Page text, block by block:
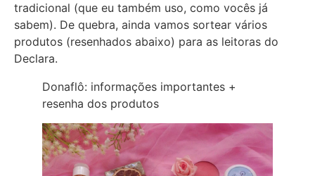
tradicional (que eu também uso, como vocês já
sabem). De quebra, ainda vamos sortear vários
produtos (resenhados abaixo) para as leitoras do
Declara.
Donaflô: informações importantes +
resenha dos produtos